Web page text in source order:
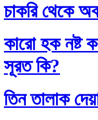
চাকরি থেকে
কারো হক নষ্ট
সূরত কি?
তিন তালাক